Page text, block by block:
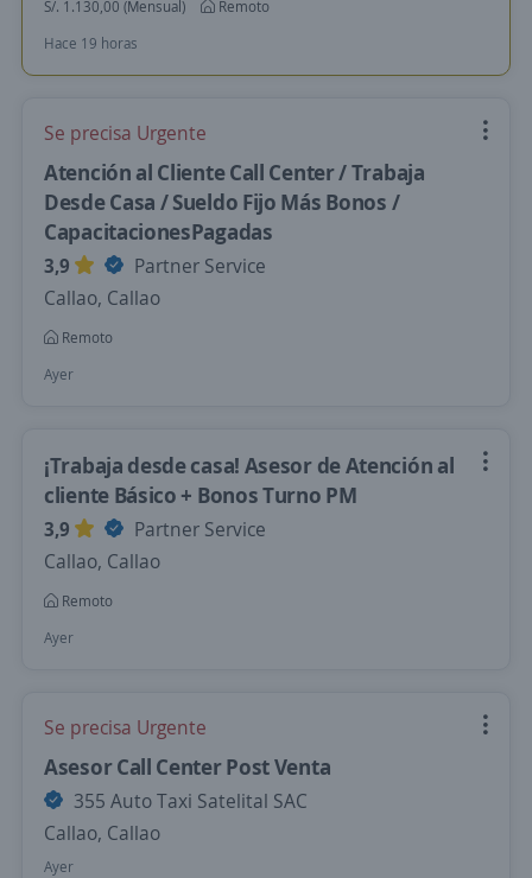
S/. 1.130,00 (Mensual)
Remoto
Hace 19 horas
Se precisa Urgente
Atención al Cliente Call Center / Trabaja
Desde Casa / Sueldo Fijo Más Bonos /
CapacitacionesPagadas
3,9
Partner Service
Callao, Callao
Remoto
Ayer
¡Trabaja desde casa! Asesor de Atención al
cliente Básico + Bonos Turno PM
3,9
Partner Service
Callao, Callao
Remoto
Ayer
Se precisa Urgente
Asesor Call Center Post Venta
355 Auto Taxi Satelital SAC
Callao, Callao
Ayer